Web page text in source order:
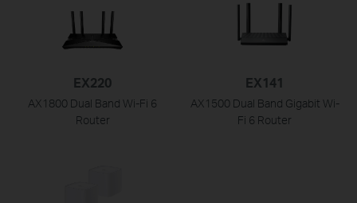
EX220
AX1800 Dual Band Wi-Fi 6
Router
EX141
AX1500 Dual Band Gigabit Wi-
Fi 6 Router